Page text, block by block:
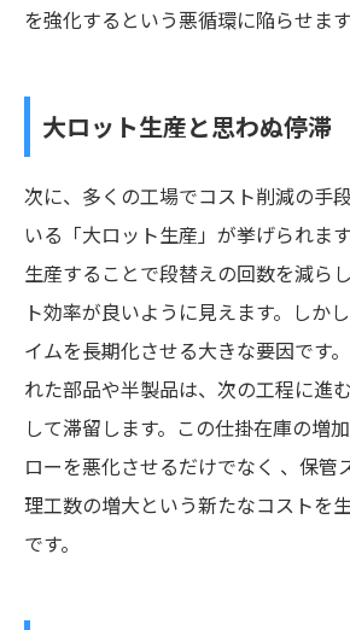
を強化するという悪循環に陥らせます
大ロット生産と思わぬ停滞
次に、多くの工場でコスト削減の手
いる「大ロット生産」が挙げられま
生産することで段替えの回数を減ら
ト効率が良いように見えます。しか
イムを長期化させる大きな要因です
れた部品や半製品は、次の工程に進
して滞留します。この仕掛在庫の増
ローを悪化させるだけでなく 、保管
理工数の増大という新たなコストを
です。